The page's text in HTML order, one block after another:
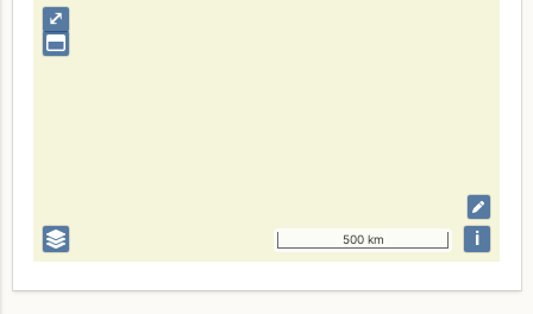
⤢
500 km i